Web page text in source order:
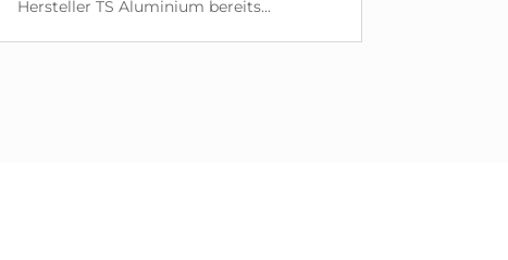
Hersteller TS Aluminium bereits...